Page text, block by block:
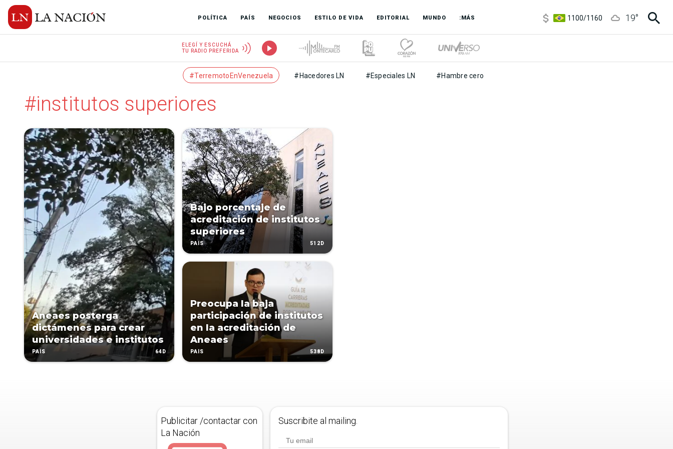
POLÍTICA PAÍS NEGOCIOS ESTILO DE VIDA EDITORIAL MUNDO :MÁS
1100/1160
19°
ELEGÍ Y ESCUCHÁ
TU RADIO PREFERIDA
#TerremotoEnVenezuela #Hacedores LN #Especiales LN #Hambre cero
#institutos superiores
Aneaes posterga
dictámenes para crear
universidades e institutos
PAÍS 64D
Bajo porcentaje de
acreditación de institutos
superiores
PAÍS 512D
Preocupa la baja
participación de institutos
en la acreditación de
Aneaes
PAÍS 538D
Publicitar /contactar con
La Nación
Suscribite al mailing.